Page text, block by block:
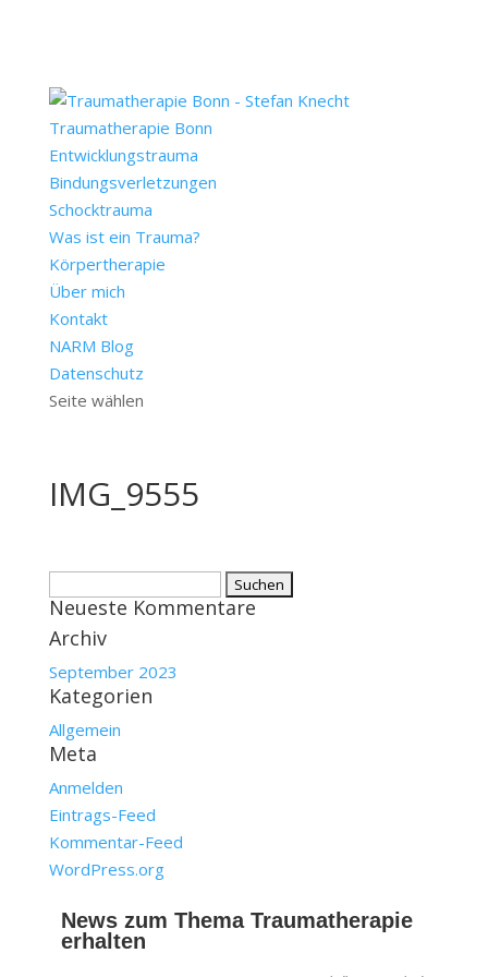
Traumatherapie Bonn
Entwicklungstrauma
Bindungsverletzungen
Schocktrauma
Was ist ein Trauma?
Körpertherapie
Über mich
Kontakt
NARM Blog
Datenschutz
Seite wählen
IMG_9555
nach:
Neueste Kommentare
Archiv
September 2023
Kategorien
Allgemein
Meta
Anmelden
Eintrags-Feed
Kommentar-Feed
WordPress.org
News zum Thema Traumatherapie
erhalten